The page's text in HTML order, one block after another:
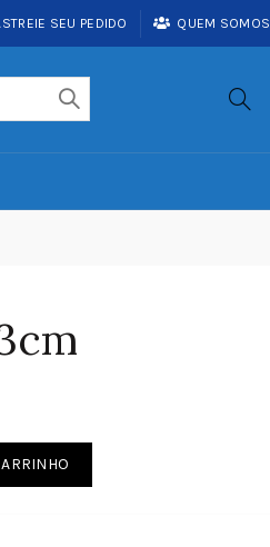
SEU PEDIDO QUEM SOMOS